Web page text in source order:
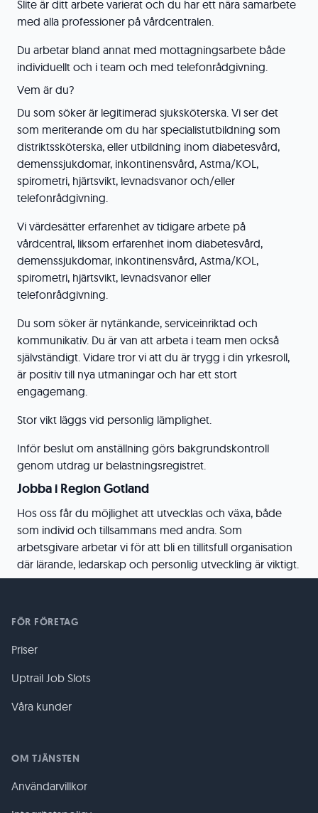
Slite är ditt arbete varierat och du har ett nära samarbete
med alla professioner på vårdcentralen.
Du arbetar bland annat med mottagningsarbete både
individuellt och i team och med telefonrådgivning.
Vem är du?
Du som söker är legitimerad sjuksköterska. Vi ser det
som meriterande om du har specialistutbildning som
distriktssköterska, eller utbildning inom diabetesvård,
demenssjukdomar, inkontinensvård, Astma/KOL,
spirometri, hjärtsvikt, levnadsvanor och/eller
telefonrådgivning.
Vi värdesätter erfarenhet av tidigare arbete på
vårdcentral, liksom erfarenhet inom diabetesvård,
demenssjukdomar, inkontinensvård, Astma/KOL,
spirometri, hjärtsvikt, levnadsvanor eller
telefonrådgivning.
Du som söker är nytänkande, serviceinriktad och
kommunikativ. Du är van att arbeta i team men också
självständigt. Vidare tror vi att du är trygg i din yrkesroll,
är positiv till nya utmaningar och har ett stort
engagemang.
Stor vikt läggs vid personlig lämplighet.
Inför beslut om anställning görs bakgrundskontroll
genom utdrag ur belastningsregistret.
Jobba i Region Gotland
Hos oss får du möjlighet att utvecklas och växa, både
som individ och tillsammans med andra. Som
arbetsgivare arbetar vi för att bli en tillitsfull organisation
där lärande, ledarskap och personlig utveckling är viktigt.
FÖR FÖRETAG
Priser
Uptrail Job Slots
Våra kunder
OM TJÄNSTEN
Användarvillkor